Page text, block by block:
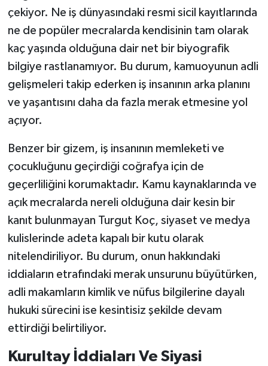
çekiyor. Ne iş dünyasındaki resmi sicil kayıtlarında
ne de popüler mecralarda kendisinin tam olarak
kaç yaşında olduğuna dair net bir biyografik
bilgiye rastlanamıyor. Bu durum, kamuoyunun adli
gelişmeleri takip ederken iş insanının arka planını
ve yaşantısını daha da fazla merak etmesine yol
açıyor.
Benzer bir gizem, iş insanının memleketi ve
çocukluğunu geçirdiği coğrafya için de
geçerliliğini korumaktadır. Kamu kaynaklarında ve
açık mecralarda nereli olduğuna dair kesin bir
kanıt bulunmayan Turgut Koç, siyaset ve medya
kulislerinde adeta kapalı bir kutu olarak
nitelendiriliyor. Bu durum, onun hakkındaki
iddiaların etrafındaki merak unsurunu büyütürken,
adli makamların kimlik ve nüfus bilgilerine dayalı
hukuki sürecini ise kesintisiz şekilde devam
ettirdiği belirtiliyor.
Kurultay İddiaları Ve Siyasi